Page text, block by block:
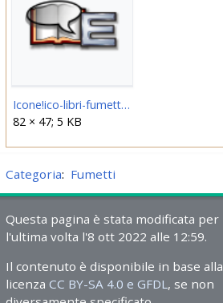
Icone!ico-libri-fumetti-ent.png
82 × 47; 5 KB
Categoria: Fumetti
Questa pagina è stata modificata per
l'ultima volta l'8 ott 2022 alle 12:59.
Il contenuto è disponibile in base alla
licenza CC BY-SA 4.0 e GFDL , se non